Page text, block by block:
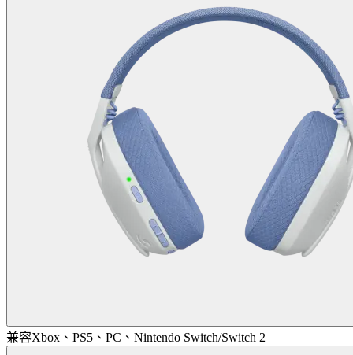
兼容Xbox、PS5、PC、Nintendo Switch/Switch 2